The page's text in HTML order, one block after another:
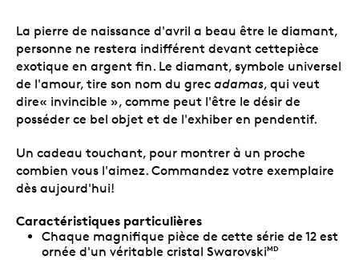
La pierre de naissance d'avril a beau être le diamant,
personne ne restera indifférent devant cettepièce
exotique en argent fin. Le diamant, symbole universel
de l'amour, tire son nom du grec adamas, qui veut
dire« invincible », comme peut l'être le désir de
posséder ce bel objet et de l'exhiber en pendentif.
Un cadeau touchant, pour montrer à un proche
combien vous l'aimez. Commandez votre exemplaire
dès aujourd'hui!
Caractéristiques particulières
Chaque magnifique pièce de cette série de 12 est
ornée d'un véritable cristal SwarovskiMD